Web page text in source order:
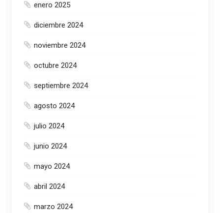
enero 2025
diciembre 2024
noviembre 2024
octubre 2024
septiembre 2024
agosto 2024
julio 2024
junio 2024
mayo 2024
abril 2024
marzo 2024